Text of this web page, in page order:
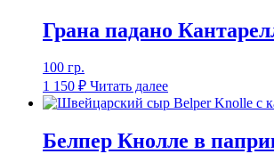
Грана падано
100 гр.
1 150 ₽ Читать далее
Белпер Кнолле в